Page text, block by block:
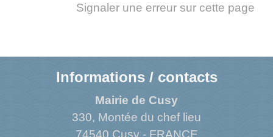
Signaler une erreur sur cette page
Informations / contacts
Mairie de Cusy
330, Montée du chef lieu
74540 Cusy - FRANCE